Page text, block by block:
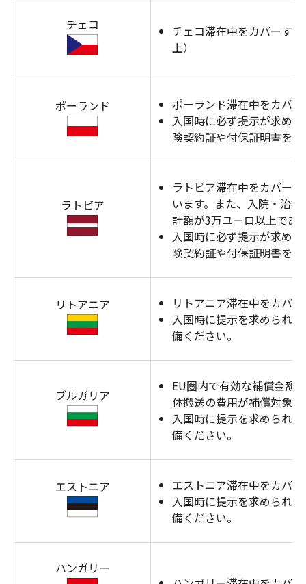
チェコ
チェコ滞在中をカバーす
上）
ポーランド
ポーランド滞在中をカバ
入国時に必ず提示が求め
険契約証や付保証明書を
ラトビア
ラトビア滞在中をカバー
います。また、入院・治
計額が3万ユーロ以上であ
入国時に必ず提示が求め
険契約証や付保証明書を
リトアニア
リトアニア滞在中をカバ
入国時に提示を求められ
備ください。
ブルガリア
EU圏内で有効な補償金額
体搬送の費用が補償対象
入国時に提示を求められ
備ください。
エストニア
エストニア滞在中をカバ
入国時に提示を求められ
備ください。
ハンガリー